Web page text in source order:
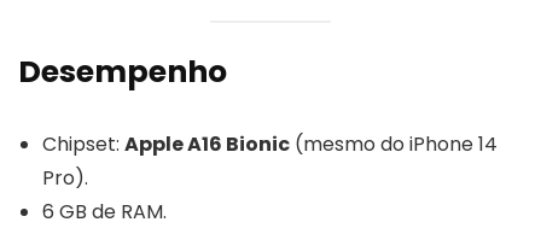
Desempenho
Chipset: Apple A16 Bionic (mesmo do iPhone 14
Pro).
6 GB de RAM.